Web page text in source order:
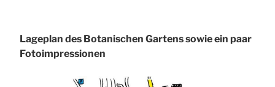
Lageplan des Botanischen Gartens sowie ein paar
Fotoimpressionen